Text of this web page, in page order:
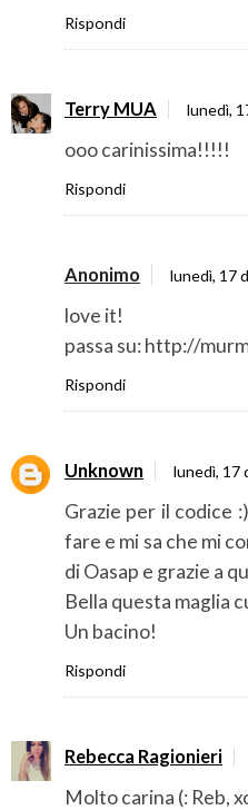
Rispondi
Terry MUA lunedì,
ooo carinissima!!!!!
Rispondi
Anonimo lunedì, 17
love it!
passa su: http://
Rispondi
Unknown lunedì, 17
Grazie per il codice
fare e mi sa che mi
di Oasap e grazie a
Bella questa maglia
Un bacino!
Rispondi
Rebecca Ragionieri
Molto carina (: Reb,